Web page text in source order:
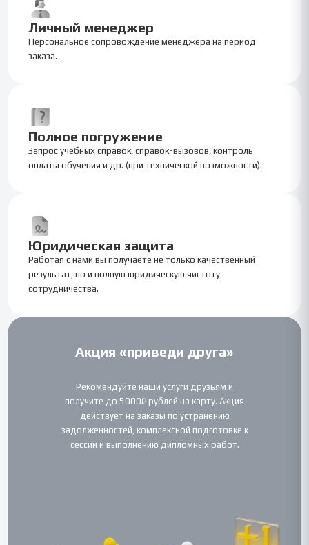
Личный менеджер
Персональное сопровождение менеджера на период
заказа.
Полное погружение
Запрос учебных справок, справок-вызовов, контроль
оплаты обучения и др. (при технической возможности).
Юридическая защита
Работая с нами вы получаете не только качественный
результат, но и полную юридическую чистоту
сотрудничества.
Акция «приведи друга»
Рекомендуйте наши услуги друзьям и
получите до 5000₽ рублей на карту. Акция
действует на заказы по устранению
задолженностей, комплексной подготовке к
сессии и выполнению дипломных работ.